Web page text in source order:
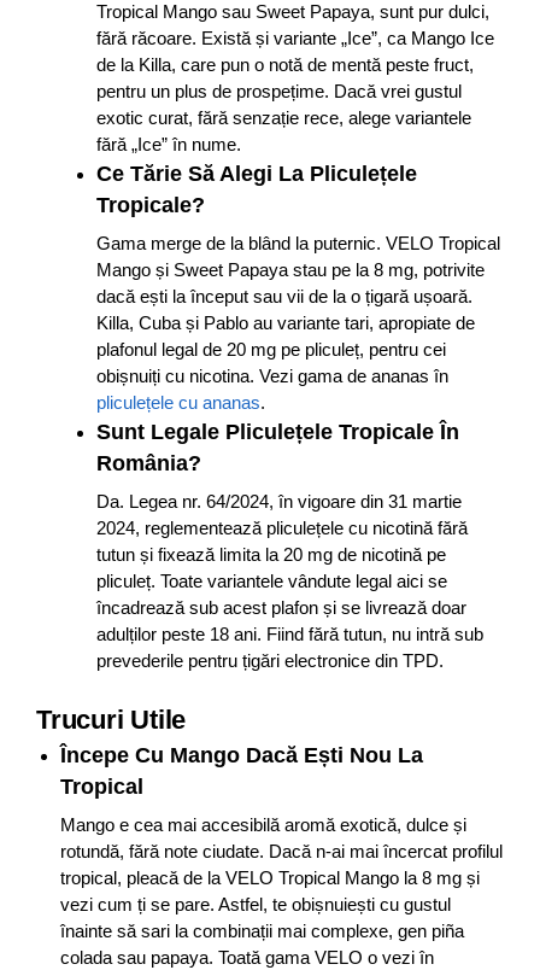
Tropical Mango sau Sweet Papaya, sunt pur dulci,
fără răcoare. Există și variante „Ice”, ca Mango Ice
de la Killa, care pun o notă de mentă peste fruct,
pentru un plus de prospețime. Dacă vrei gustul
exotic curat, fără senzație rece, alege variantele
fără „Ice” în nume.
Ce Tărie Să Alegi La Pliculețele
Tropicale?
Gama merge de la blând la puternic. VELO Tropical
Mango și Sweet Papaya stau pe la 8 mg, potrivite
dacă ești la început sau vii de la o țigară ușoară.
Killa, Cuba și Pablo au variante tari, apropiate de
plafonul legal de 20 mg pe pliculeț, pentru cei
obișnuiți cu nicotina. Vezi gama de ananas în
pliculețele cu ananas.
Sunt Legale Pliculețele Tropicale În
România?
Da. Legea nr. 64/2024, în vigoare din 31 martie
2024, reglementează pliculețele cu nicotină fără
tutun și fixează limita la 20 mg de nicotină pe
pliculeț. Toate variantele vândute legal aici se
încadrează sub acest plafon și se livrează doar
adulților peste 18 ani. Fiind fără tutun, nu intră sub
prevederile pentru țigări electronice din TPD.
Trucuri Utile
Începe Cu Mango Dacă Ești Nou La
Tropical
Mango e cea mai accesibilă aromă exotică, dulce și
rotundă, fără note ciudate. Dacă n-ai mai încercat profilul
tropical, pleacă de la VELO Tropical Mango la 8 mg și
vezi cum ți se pare. Astfel, te obișnuiești cu gustul
înainte să sari la combinații mai complexe, gen piña
colada sau papaya. Toată gama VELO o vezi în